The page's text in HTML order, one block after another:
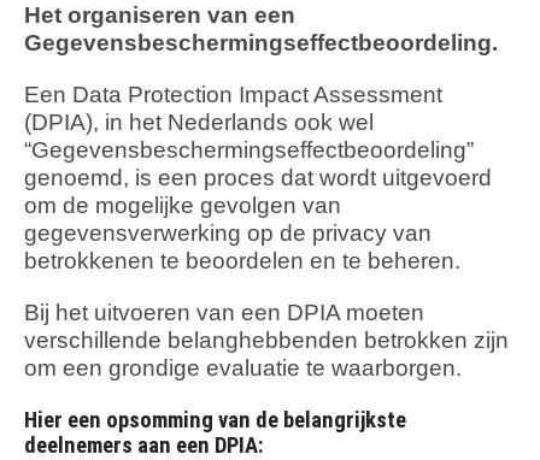
Het organiseren van een
Gegevensbeschermingseffectbeoordeling.
Een Data Protection Impact Assessment
(DPIA), in het Nederlands ook wel
“Gegevensbeschermingseffectbeoordeling”
genoemd, is een proces dat wordt uitgevoerd
om de mogelijke gevolgen van
gegevensverwerking op de privacy van
betrokkenen te beoordelen en te beheren.
Bij het uitvoeren van een DPIA moeten
verschillende belanghebbenden betrokken zijn
om een grondige evaluatie te waarborgen.
Hier een opsomming van de belangrijkste
deelnemers aan een DPIA: